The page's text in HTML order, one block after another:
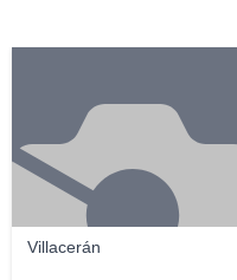
Villacerán